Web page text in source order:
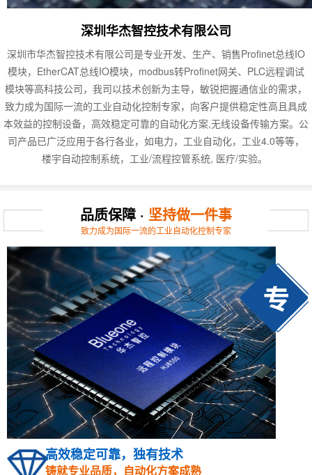
深圳华杰智控技术有限公司
深圳市华杰智控技术有限公司是专业开发、生产、销售Profinet总线IO
模块，EtherCAT总线IO模块，modbus转Profinet网关、PLC远程调试
模块等高科技公司，我司以技术创新为主导，敏锐把握通信业的需求，
致力成为国际一流的工业自动化控制专家，向客户提供稳定性高且具成
本效益的控制设备，高效稳定可靠的自动化方案,无线设备传输方案。公
司产品已广泛应用于各行各业，如电力，工业自动化，工业4.0等等，
楼宇自动控制系统，工业/流程控管系统, 医疗/实验。
品质保障 · 坚持做一件事
致力成为国际一流的工业自动化控制专家
高效稳定可靠，独有技术
铸就专业品质，自动化方案成熟